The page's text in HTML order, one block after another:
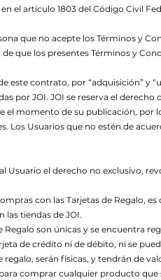
el artículo 1803 del Código Civil
que no acepte los Términos y
que los presentes Términos y
este contrato, por “adquisición” y
por JOI. JOI se reserva el
el momento de su publicación, por
Los Usuarios que no estén de
Usuario el derecho no exclusivo,
con las Tarjetas de Regalo,
las tiendas de JOI.
Regalo son únicas y se encuentra
de crédito ni de débito, ni se
regalo, serán físicas, y tendrán de
comprar cualquier producto